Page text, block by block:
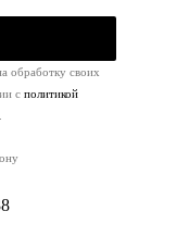
обработку своих
с политикой